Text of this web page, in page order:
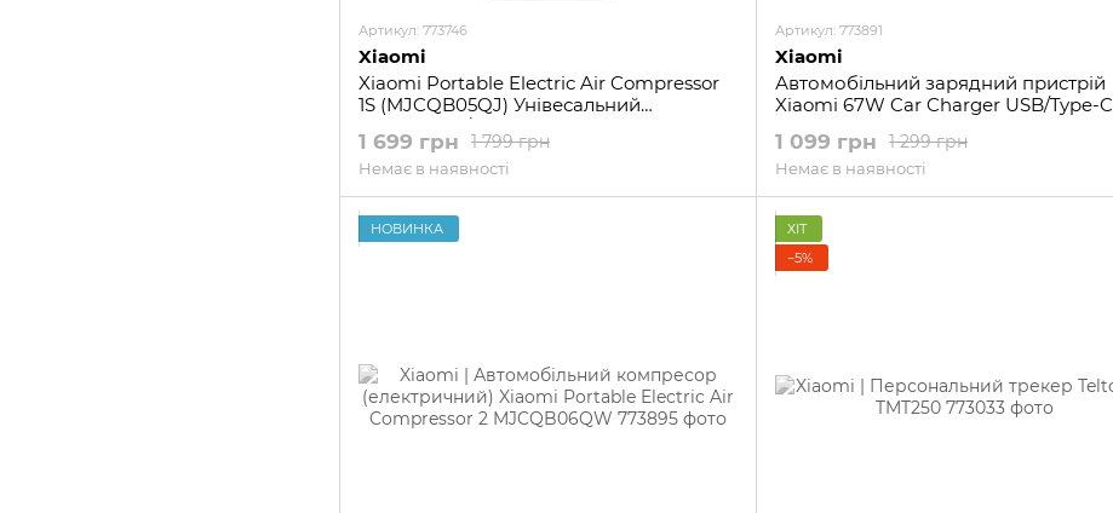
Артикул: 773746
Xiaomi
Xiaomi Portable Electric Air Compressor
1S (MJCQB05QJ) Унівесальний
компресор/велонасос
1 799 грн
1 699 грн
Немає в наявності
Артикул: 773891
Xiaomi
Автомобільний зарядний пристрій
Xiaomi 67W Car Charger USB/Type-C
1 299 грн
1 099 грн
Немає в наявності
НОВИНКА
ХІТ
−5%